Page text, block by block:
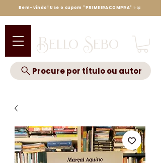
Bello Sebo
Procure por título ou autor
Bem-vindo! Use o cupom "PRIMEIRACOMPRA" ✨📖